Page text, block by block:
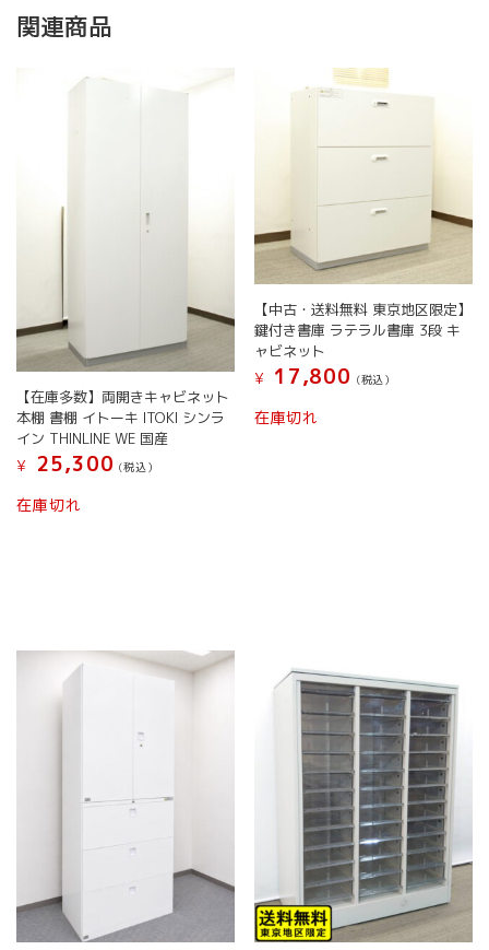
関連商品
【在庫多数】両開きキャビネット
本棚 書棚 イトーキ ITOKI シンラ
イン THINLINE WE 国産
¥
25,300 (税込）
在庫切れ
【中古・送料無料 東京地区限定】
鍵付き書庫 ラテラル書庫 3段 キ
ャビネット
¥
17,800 (税込）
在庫切れ